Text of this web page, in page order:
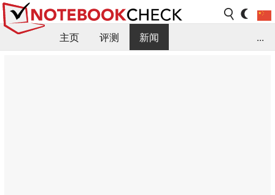
主页 评测
新闻
...